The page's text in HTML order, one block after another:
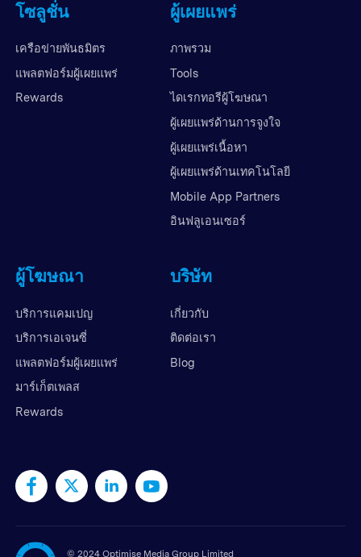
โซลูชั่น
เครือข่ายพันธมิตร
แพลตฟอร์มผู้เผยแพร่
Rewards
ผู้เผยแพร่
ภาพรวม
Tools
ไดเรกทอรีผู้โฆษณา
ผู้เผยแพร่ด้านการจูงใจ
ผู้เผยแพร่เนื้อหา
ผู้เผยแพร่ด้านเทคโนโลยี
Mobile App Partners
อินฟลูเอนเซอร์
ผู้โฆษณา
บริการแคมเปญ
บริการเอเจนซี่
แพลตฟอร์มผู้เผยแพร่
มาร์เก็ตเพลส
Rewards
บริษัท
เกี่ยวกับ
ติดต่อเรา
Blog
© 2024 Optimise Media Group Limited